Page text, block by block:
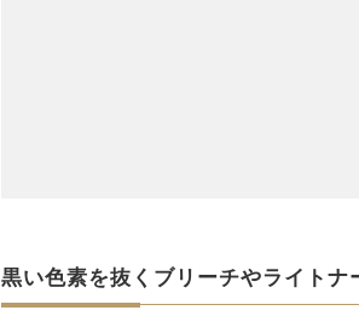
黒い色素を抜くブリーチやライトナ